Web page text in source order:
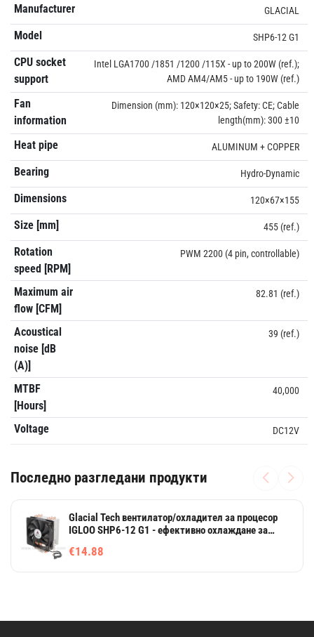
Manufacturer GLACIAL
Model SHP6-12 G1
CPU socket
support
Intel LGA1700 /1851 /1200 /115X - up to 200W (ref.);
AMD AM4/AM5 - up to 190W (ref.)
Fan
information
Dimension (mm): 120×120×25; Safety: CE; Cable
length(mm): 300 ±10
Heat pipe ALUMINUM + COPPER
Bearing Hydro-Dynamic
Dimensions 120×67×155
Size [mm] 455 (ref.)
Rotation
speed [RPM]
PWM 2200 (4 pin, controllable)
Maximum air
flow [CFM]
82.81 (ref.)
Acoustical
noise [dB
(A)]
39 (ref.)
MTBF
[Hours]
40,000
Voltage DC12V
Последно разгледани продукти
Glacial Tech вентилатор/охладител за процесор
IGLOO SHP6-12 G1 - ефективно охлаждане за
€14.88